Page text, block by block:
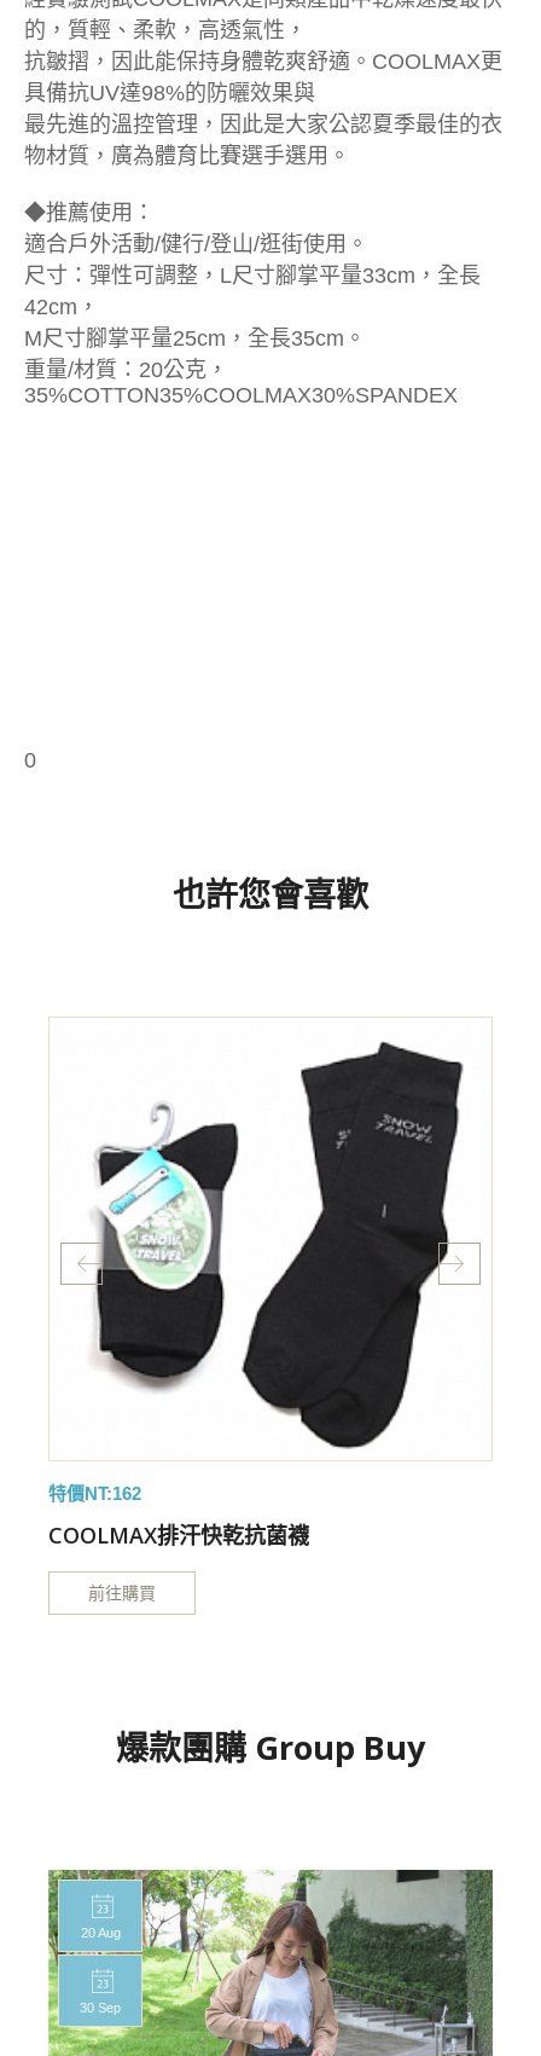
的，質輕、柔軟，高透氣性，
抗皺摺，因此能保持身體乾爽舒適。COOLMAX更
具備抗UV達98%的防曬效果與
最先進的溫控管理，因此是大家公認夏季最佳的衣
物材質，廣為體育比賽選手選用。
◆推薦使用：
適合戶外活動/健行/登山/逛街使用。
尺寸：彈性可調整，L尺寸腳掌平量33cm，全長
42cm，
M尺寸腳掌平量25cm，全長35cm。
重量/材質：20公克，
35%COTTON35%COOLMAX30%SPANDEX
0
也許您會喜歡
特價NT:162
COOLMAX排汗快乾抗菌襪
前往購買
爆款團購 Group Buy
20 Aug
30 Sep